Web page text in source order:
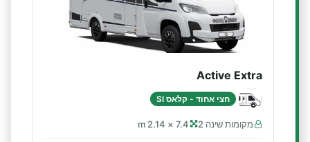
Active Extra
חצי אחוד - קלאס SI
מקומות שינה 2 7.4 × 2.14 m